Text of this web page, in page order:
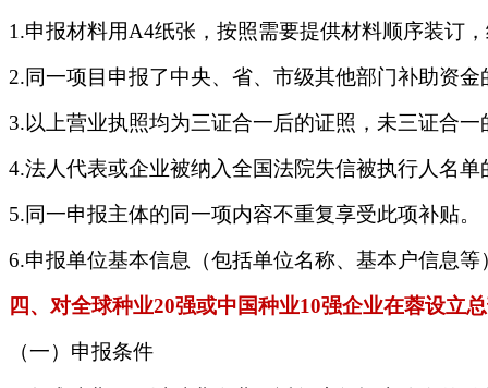
1.申报材料用A4纸张，按照需要提供材料顺序装订
2.同一项目申报了中央、省、市级其他部门补助资
3.以上营业执照均为三证合一后的证照，未三证合
4.法人代表或企业被纳入全国法院失信被执行人名
5.同一申报主体的同一项内容不重复享受此项补贴。
6.申报单位基本信息（包括单位名称、基本户信息
四、对全球种业20强或中国种业10强企业在蓉设立
（一）申报条件